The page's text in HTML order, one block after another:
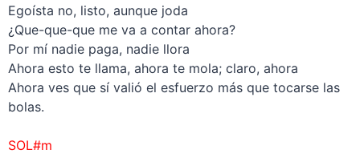
Egoísta no, listo, aunque joda
¿Que-que-que me va a contar ahora?
Por mí nadie paga, nadie llora
Ahora esto te llama, ahora te mola; claro, ahora
Ahora ves que sí valió el esfuerzo más que tocarse las
bolas.
SOL#m